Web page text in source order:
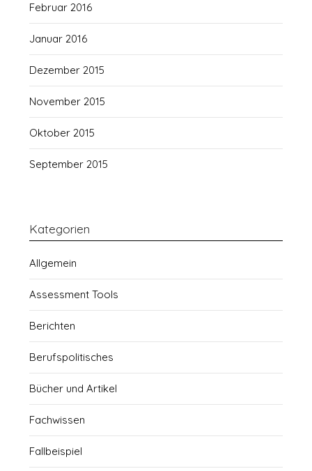
Februar 2016
Januar 2016
Dezember 2015
November 2015
Oktober 2015
September 2015
Kategorien
Allgemein
Assessment Tools
Berichten
Berufspolitisches
Bücher und Artikel
Fachwissen
Fallbeispiel